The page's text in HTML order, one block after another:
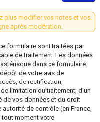
plus modifier vos notes et vos
après modération.
formulaire sont traitées par
de traitement. Les données
dans ce formulaire.
de votre avis de
de rectification,
limitation du traitement, d’un
de vos données et du droit
autorité de contrôle (en France,
tout moment votre